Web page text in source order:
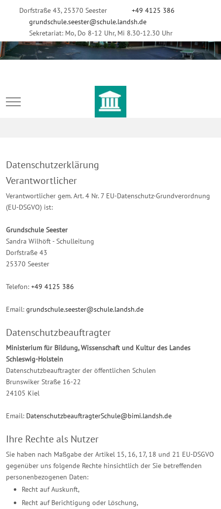
Dorfstraße 43, 25370 Seester
+49 4125 386
grundschule.seester@schule.landsh.de
Sekretariat: Mo, Do 8-12 Uhr, Mi 8.30-12.30 Uhr
Mobile Menu Toggle
Datenschutzerklärung
Verantwortlicher
Verantwortlicher gem. Art. 4 Nr. 7 EU-Datenschutz-Grundverordnung
(EU-DSGVO) ist:
Grundschule Seester
Sandra Wilhöft - Schulleitung
Dorfstraße 43
25370 Seester
Telefon: +49 4125 386
Email: grundschule.seester@schule.landsh.de
Datenschutzbeauftragter
Ministerium für Bildung, Wissenschaft und Kultur des Landes
Schleswig-Holstein
Datenschutzbeauftragter der öffentlichen Schulen
Brunswiker Straße 16-22
24105 Kiel
Email: DatenschutzbeauftragterSchule@bimi.landsh.de
Ihre Rechte als Nutzer
Sie haben nach Maßgabe der Artikel 15, 16, 17, 18 und 21 EU-DSGVO
gegenüber uns folgende Rechte hinsichtlich der Sie betreffenden
personenbezogenen Daten:
Recht auf Auskunft,
Recht auf Berichtigung oder Löschung,